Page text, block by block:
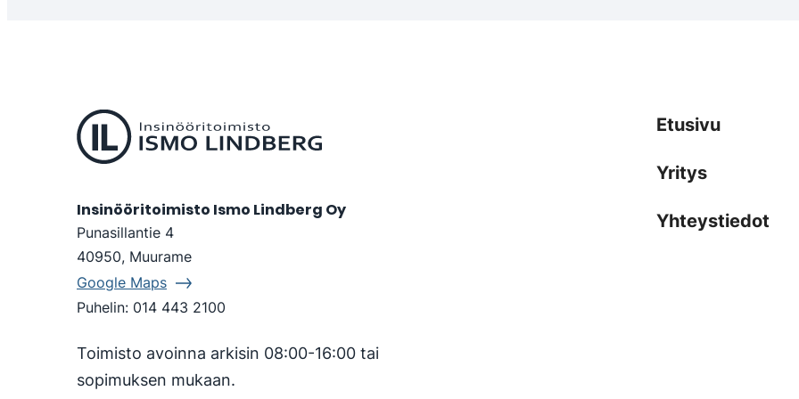
Insinööritoimisto Ismo Lindberg Oy
Punasillantie 4
40950, Muurame
Google Maps
Puhelin: 014 443 2100
Toimisto avoinna arkisin 08:00-16:00 tai
sopimuksen mukaan.
Etusivu
Yritys
Yhteystiedot